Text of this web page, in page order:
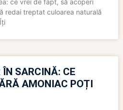
ce vrei de fapt, să acoperi
redai treptat culoarea naturală
SARCINĂ: CE
AMONIAC POȚI